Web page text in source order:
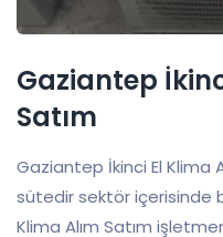
Gaziantep
Satım
Gaziantep İkinci El Klima
sütedir sektör içerisinde
Klima Alım Satım